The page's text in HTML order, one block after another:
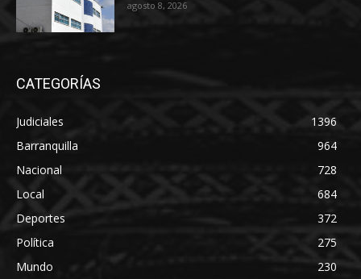
agosto 8, 2026
CATEGORÍAS
Judiciales
1396
Barranquilla
964
Nacional
728
Local
684
Deportes
372
Política
275
Mundo
230